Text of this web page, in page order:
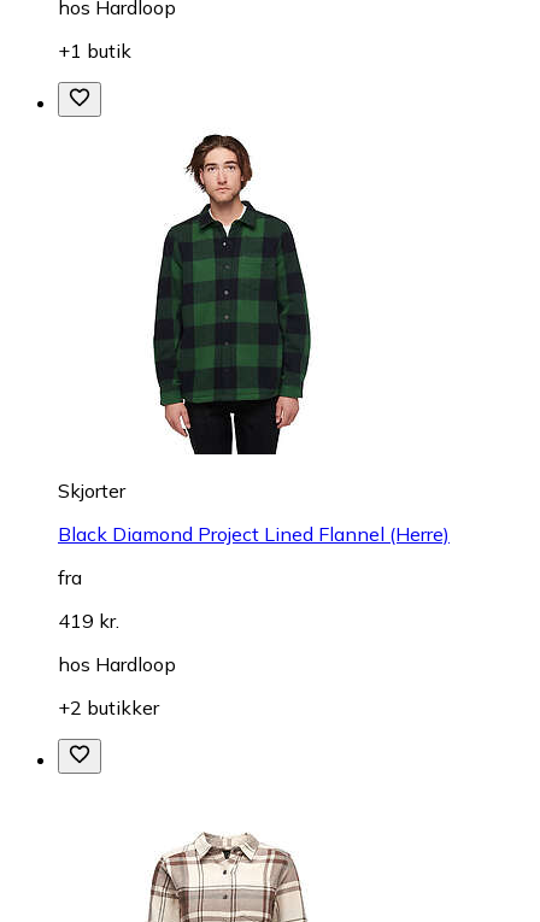
hos Hardloop
+1 butik
Skjorter
Black Diamond Project Lined Flannel (Herre)
fra
419 kr.
hos Hardloop
+2 butikker